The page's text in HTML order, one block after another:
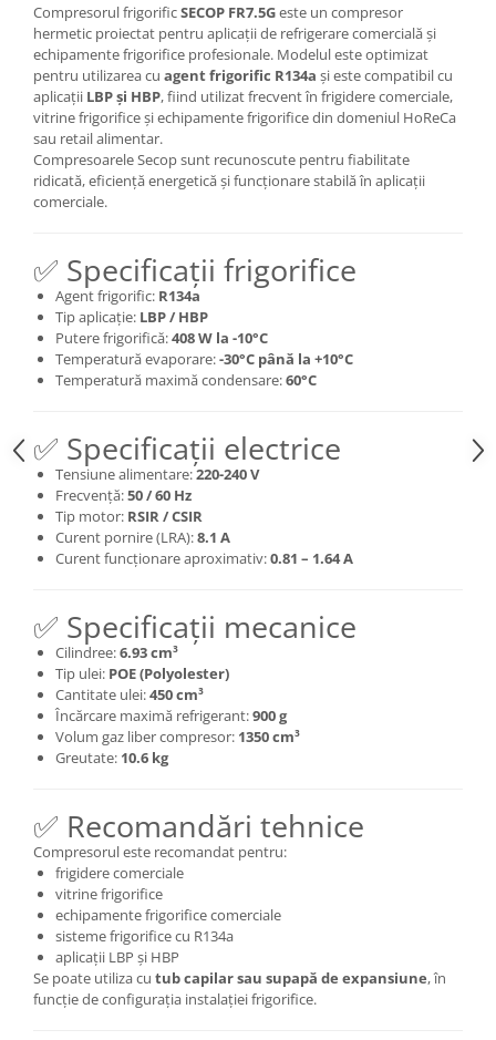
Compresorul frigorificSECOP FR7.5Geste un compresor
hermetic proiectat pentru aplicații de refrigerare comercială și
echipamente frigorifice profesionale. Modelul este optimizat
pentru utilizarea cu agent frigorific R134a și este compatibil cu
aplicații LBP și HBP, fiind utilizat frecvent în frigidere comerciale,
vitrine frigorifice și echipamente frigorifice din domeniul HoReCa
sau retail alimentar.
Compresoarele Secop sunt recunoscute pentru fiabilitate
ridicată, eficiență energetică și funcționare stabilă în aplicații
comerciale.
✅ Specificații frigorifice
Agent frigorific: R134a
Tip aplicație: LBP / HBP
Putere frigorifică:408 W la -10°C
Temperatură evaporare:-30°C până la +10°C
Temperatură maximă condensare:60°C
✅ Specificații electrice
Tensiune alimentare:220-240 V
Frecvență:50 / 60 Hz
Tip motor: RSIR / CSIR
Curent pornire (LRA):8.1 A
Curent funcționare aproximativ:0.81 – 1.64 A
✅ Specificații mecanice
Cilindree:6.93 cm³
Tip ulei: POE (Polyolester)
Cantitate ulei:450 cm³
Încărcare maximă refrigerant:900 g
Volum gaz liber compresor: 1350 cm³
Greutate: 10.6 kg
✅ Recomandări tehnice
Compresorul este recomandat pentru:
frigidere comerciale
vitrine frigorifice
echipamente frigorifice comerciale
sisteme frigorifice cu R134a
aplicații LBP și HBP
Se poate utiliza cu tub capilar sau supapă de expansiune, în
funcție de configurația instalației frigorifice.